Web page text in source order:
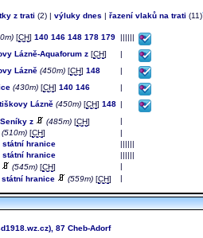
z trati (2) | výluky dnes řazení vlaků na trati (11)
[CH] 140 146 148 178 179
Lázně-Aquaforum z [CH]
Lázně (450m) [CH] 148
(430m) [CH] 140 146
Lázně (450m) [CH] 148
z (485m) [CH]
(510m) [CH]
státní hranice
státní hranice
(545m) [CH]
státní hranice (559m) [CH]
87 Cheb-Adorf